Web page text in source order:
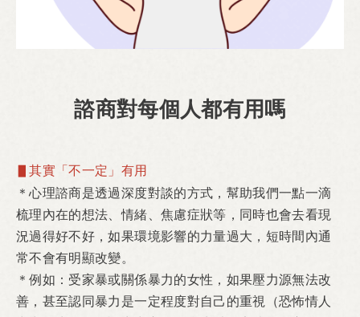
諮商對每個人都有用嗎
▋其實「不一定」有用
＊心理諮商是透過深度對談的方式，幫助我們一點一滴
梳理內在的想法、情緒、焦慮症狀等，同時也會去看現
況過得好不好，如果環境影響的力量過大，短時間內通
常不會有明顯改變。
＊例如：受家暴或關係暴力的女性，如果壓力源無法改
善，甚至認同暴力是一定程度對自己的重視 （恐怖情人